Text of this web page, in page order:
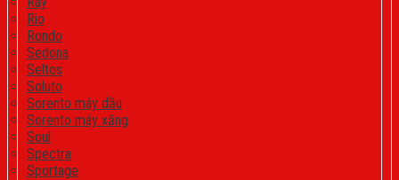
Rio
Rondo
Sedona
Seltos
Soluto
Sorento máy dầu
Sorento máy xăng
Soul
Spectra
Sportage